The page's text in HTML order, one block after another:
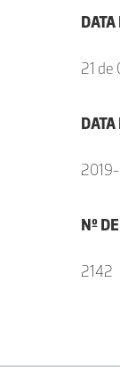
21 de
Nº
2142